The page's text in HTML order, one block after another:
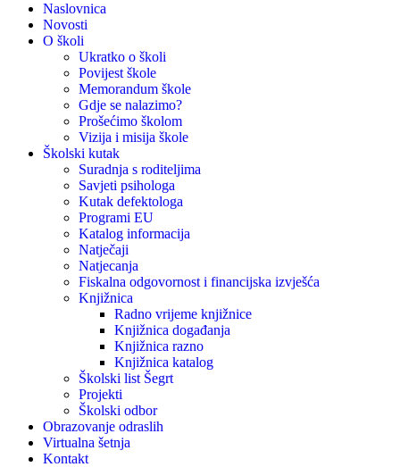
Naslovnica
Novosti
O školi
Ukratko o školi
Povijest škole
Memorandum škole
Gdje se nalazimo?
Prošećimo školom
Vizija i misija škole
Školski kutak
Suradnja s roditeljima
Savjeti psihologa
Kutak defektologa
Programi EU
Katalog informacija
Natječaji
Natjecanja
Fiskalna odgovornost i financijska izvješća
Knjižnica
Radno vrijeme knjižnice
Knjižnica događanja
Knjižnica razno
Knjižnica katalog
Školski list Šegrt
Projekti
Školski odbor
Obrazovanje odraslih
Virtualna šetnja
Kontakt